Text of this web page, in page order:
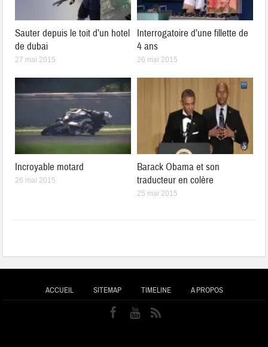
Sauter depuis le toit d’un hotel
de dubai
27 mai 2015
Interrogatoire d’une fillette de
4 ans
26 mai 2015
Incroyable motard
26 mai 2015
Barack Obama et son
traducteur en colère
25 mai 2015
ACCUEIL SITEMAP TIMELINE A PROPOS